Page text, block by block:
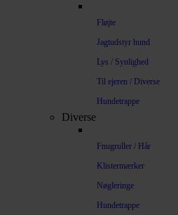
Fløjte
Jagtudstyr hund
Lys / Synlighed
Til ejeren / Diverse
Hundetrappe
Diverse
Fnugruller / Hår
Klistermærker
Nøgleringe
Hundetrappe